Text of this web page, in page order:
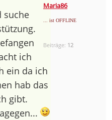
Maria86
... ist OFFLINE
Beiträge: 12
suche
ich
ein da ich
hab das
gibt.